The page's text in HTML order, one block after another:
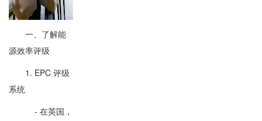
一、了解能
源效率评级
1. EPC 评级
系统
- 在英国，